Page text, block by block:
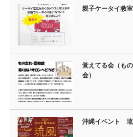
親子ケータイ教室
覚えてる会（も
会）
沖縄イベント 琉